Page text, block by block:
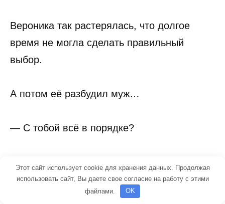
Вероника так растерялась, что долгое
время не могла сделать правильный
выбор.
А потом её разбудил муж…
— С тобой всё в порядке?
перепуганными глазами и не понимала,
Этот сайт использует cookie для хранения данных. Продолжая
использовать сайт, Вы даете свое согласие на работу с этими
файлами.
OK